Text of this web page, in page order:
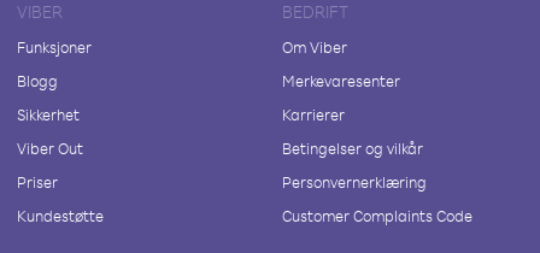
VIBER
Funksjoner
Blogg
Sikkerhet
Viber Out
Priser
Kundestøtte
BEDRIFT
Om Viber
Merkevaresenter
Karrierer
Betingelser og vilkår
Personvernerklæring
Customer Complaints Code